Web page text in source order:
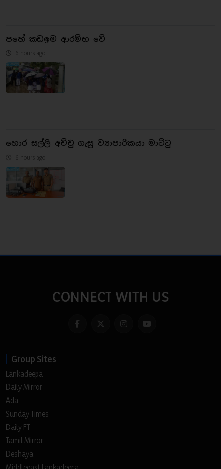
පහේ කඩඉම ආරම්භ වේ
6 hours ago
හොර සල්ලි අච්චු ගැසූ ව්‍යාපාරිකයා මාට්ටු
6 hours ago
CONNECT WITH US
Group Sites
Lankadeepa
Daily Mirror
Ada
Sunday Times
Daily FT
Tamil Mirror
Deshaya
Middleeast Lankadeepa